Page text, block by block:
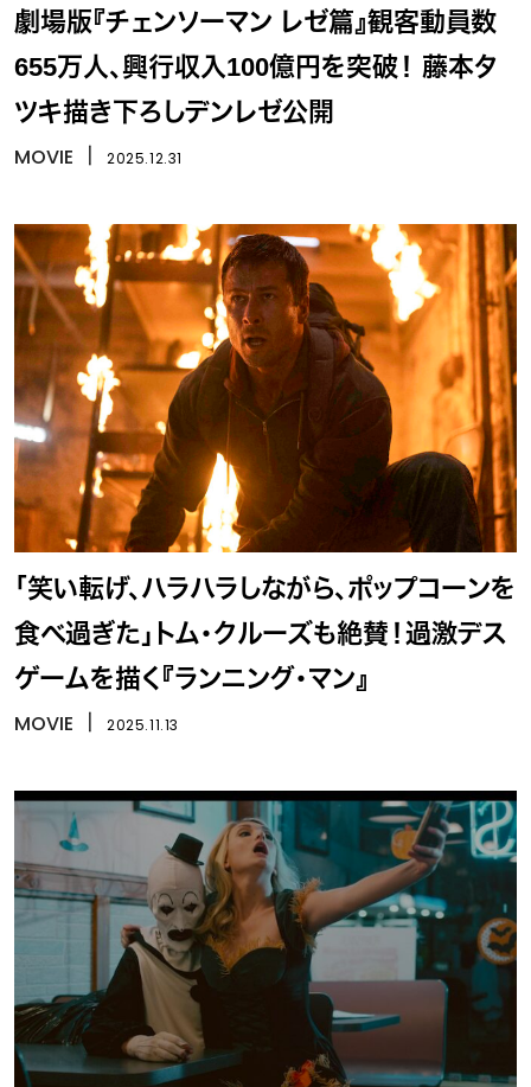
劇場版『チェンソーマン レゼ篇』観客動員数
655万人、興行収入100億円を突破！ 藤本タ
ツキ描き下ろしデンレゼ公開
MOVIE 2025.12.31
「笑い転げ、ハラハラしながら、ポップコーンを
食べ過ぎた」トム・クルーズも絶賛！過激デス
ゲームを描く『ランニング・マン』
MOVIE 2025.11.13